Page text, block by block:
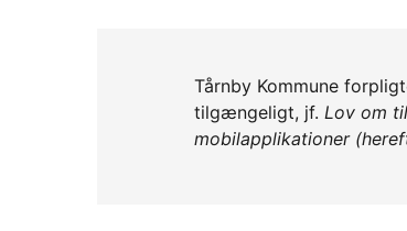
Tårnby Kommune
tilgængeligt, jf. Lov om
mobilapplikationer